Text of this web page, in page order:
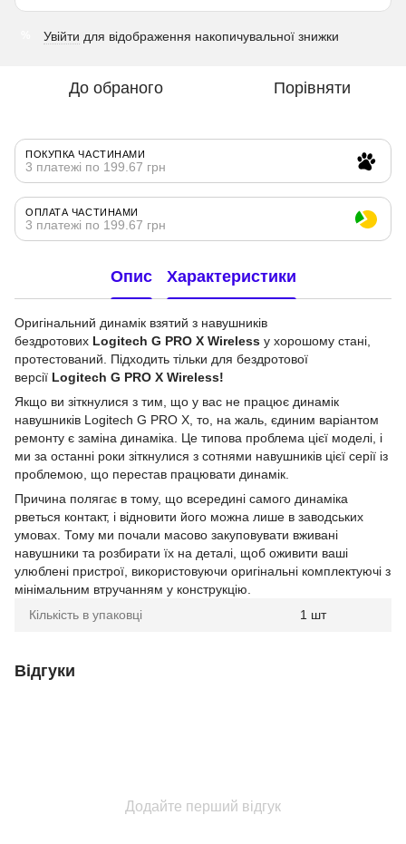
Увійти для відображення накопичувальної знижки
До обраного Порівняти
ПОКУПКА ЧАСТИНАМИ
3 платежі по 199.67 грн
ОПЛАТА ЧАСТИНАМИ
3 платежі по 199.67 грн
Опис Характеристики
Оригінальний динамік взятий з навушників
бездротових Logitech G PRO X Wireless у хорошому стані,
протестований. Підходить тільки для бездротової
версії Logitech G PRO X Wireless!
Якщо ви зіткнулися з тим, що у вас не працює динамік
навушників Logitech G PRO X, то, на жаль, єдиним варіантом
ремонту є заміна динаміка. Це типова проблема цієї моделі, і
ми за останні роки зіткнулися з сотнями навушників цієї серії із
проблемою, що перестав працювати динамік.
Причина полягає в тому, що всередині самого динаміка
рветься контакт, і відновити його можна лише в заводських
умовах. Тому ми почали масово закуповувати вживані
навушники та розбирати їх на деталі, щоб оживити ваші
улюблені пристрої, використовуючи оригінальні комплектуючі з
мінімальним втручанням у конструкцію.
Кількість в упаковці
1 шт
Відгуки
Додайте перший відгук